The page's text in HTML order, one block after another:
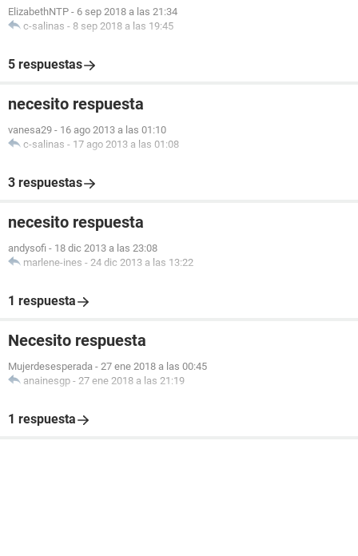
ElizabethNTP - 6 sep 2018 a las 21:34
c-salinas - 8 sep 2018 a las 19:45
5 respuestas
necesito respuesta
vanesa29 - 16 ago 2013 a las 01:10
c-salinas - 17 ago 2013 a las 01:08
3 respuestas
necesito respuesta
andysofi - 18 dic 2013 a las 23:08
marlene-ines - 24 dic 2013 a las 13:22
1 respuesta
Necesito respuesta
Mujerdesesperada - 27 ene 2018 a las 00:45
anainesgp - 27 ene 2018 a las 21:19
1 respuesta